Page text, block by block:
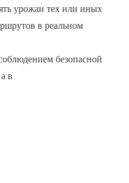
урожаи тех или иных
в реальном
безопасной
в